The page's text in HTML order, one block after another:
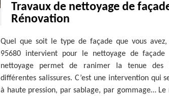
Travaux de nettoyage de
Rénovation
Quel que soit le type de façade que vous
95680 intervient pour le nettoyage de
nettoyage permet de ranimer la tenue des
différentes salissures. C’est une intervention qui
à haute pression, par sablage, par gommage…